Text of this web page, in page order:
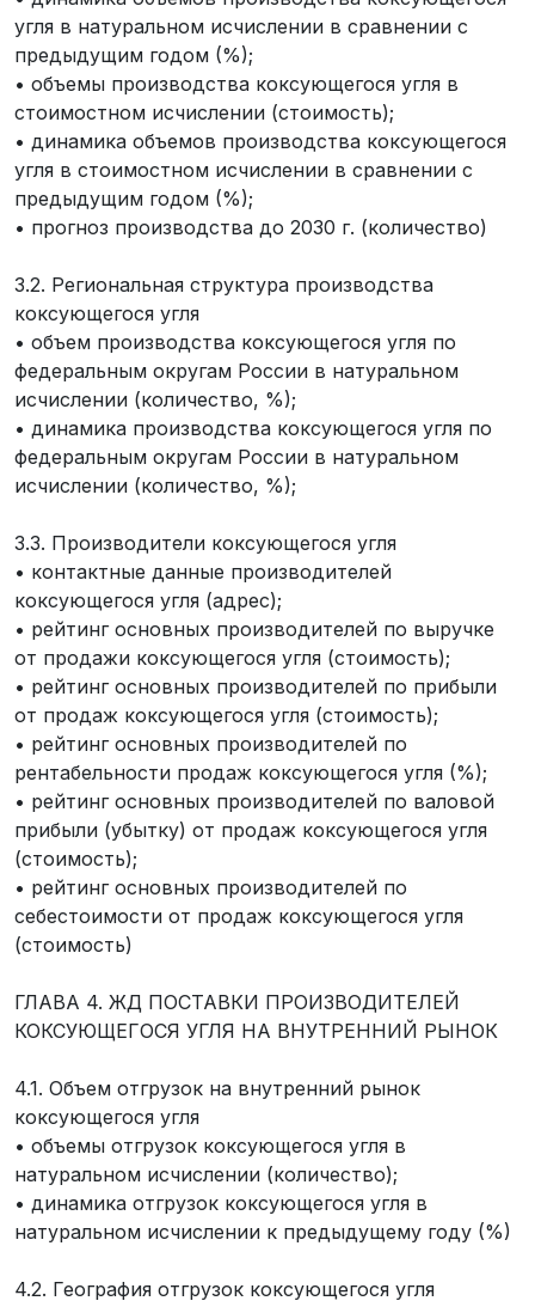
угля в натуральном исчислении в сравнении с
предыдущим годом (%);
• объемы производства коксующегося угля в
стоимостном исчислении (стоимость);
• динамика объемов производства коксующегося
угля в стоимостном исчислении в сравнении с
предыдущим годом (%);
• прогноз производства до 2030 г. (количество)
3.2. Региональная структура производства
коксующегося угля
• объем производства коксующегося угля по
федеральным округам России в натуральном
исчислении (количество, %);
• динамика производства коксующегося угля по
федеральным округам России в натуральном
исчислении (количество, %);
3.3. Производители коксующегося угля
• контактные данные производителей
коксующегося угля (адрес);
• рейтинг основных производителей по выручке
от продажи коксующегося угля (стоимость);
• рейтинг основных производителей по прибыли
от продаж коксующегося угля (стоимость);
• рейтинг основных производителей по
рентабельности продаж коксующегося угля (%);
• рейтинг основных производителей по валовой
прибыли (убытку) от продаж коксующегося угля
(стоимость);
• рейтинг основных производителей по
себестоимости от продаж коксующегося угля
(стоимость)
ГЛАВА 4. ЖД ПОСТАВКИ ПРОИЗВОДИТЕЛЕЙ
КОКСУЮЩЕГОСЯ УГЛЯ НА ВНУТРЕННИЙ РЫНОК
4.1. Объем отгрузок на внутренний рынок
коксующегося угля
• объемы отгрузок коксующегося угля в
натуральном исчислении (количество);
• динамика отгрузок коксующегося угля в
натуральном исчислении к предыдущему году (%)
4.2. География отгрузок коксующегося угля